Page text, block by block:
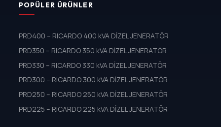
POPÜLER ÜRÜNLER
PRD400 – RICARDO 400 kVA DİZEL JENERATÖR
PRD350 – RICARDO 350 kVA DİZEL JENERATÖR
PRD330 – RICARDO 330 kVA DİZEL JENERATÖR
PRD300 – RICARDO 300 kVA DİZEL JENERATÖR
PRD250 – RICARDO 250 kVA DİZEL JENERATÖR
PRD225 – RICARDO 225 kVA DİZEL JENERATÖR